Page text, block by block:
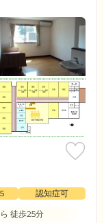
認知症可
徒歩25分